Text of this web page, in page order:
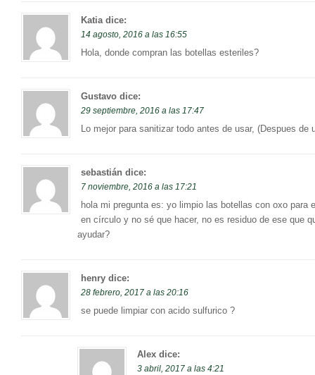
Katia dice:
14 agosto, 2016 a las 16:55
Hola, donde compran las botellas esteriles?
Gustavo dice:
29 septiembre, 2016 a las 17:47
Lo mejor para sanitizar todo antes de usar, (Despues
sebastián dice:
7 noviembre, 2016 a las 17:21
hola mi pregunta es: yo limpio las botellas con oxo
en círculo y no sé que hacer, no es residuo de ese que
ayudar?
henry dice:
28 febrero, 2017 a las 20:16
se puede limpiar con acido sulfurico ?
Alex dice:
3 abril, 2017 a las 4:21